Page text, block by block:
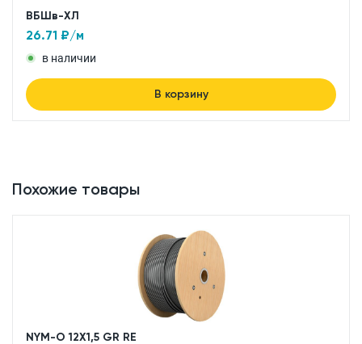
ВБШв-ХЛ
26.71 ₽/м
в наличии
В корзину
Похожие товары
NYM-O 12X1,5 GR RE